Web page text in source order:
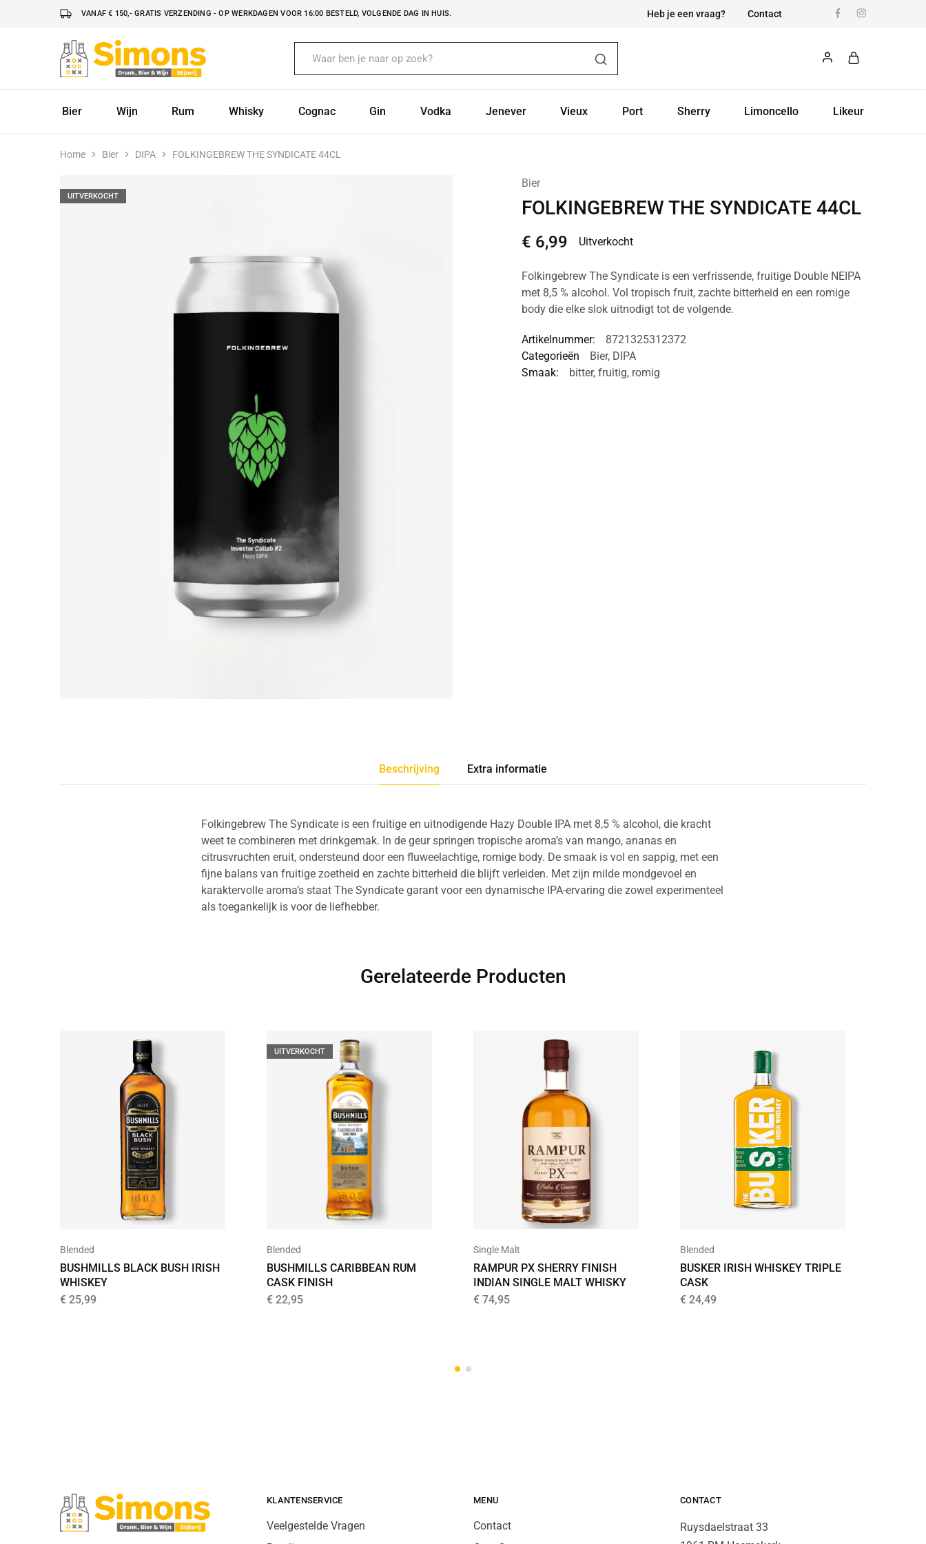
VANAF € 150,- GRATIS VERZENDING - OP WERKDAGEN VOOR 16:00 BESTELD, VOLGENDE DAG IN HUIS. Heb je een vraag? Contact
Simonsdrank.nl
Drank,
Bier
Bier
Wijn Rum Whisky Cognac Gin Vodka Jenever Vieux Port Sherry Limoncello Likeur
Home Bier DIPA FOLKINGEBREW THE SYNDICATE 44CL
UITVERKOCHT
Bier
FOLKINGEBREW THE SYNDICATE 44CL
€ 6,99 Uitverkocht
Folkingebrew The Syndicate is een verfrissende, fruitige Double NEIPA
met 8,5 % alcohol. Vol tropisch fruit, zachte bitterheid en een romige
body die elke slok uitnodigt tot de volgende.
Artikelnummer:
8721325312372
Categorieën
Bier, DIPA
Smaak:
bitter, fruitig, romig
Beschrijving Extra informatie
Folkingebrew The Syndicate is een fruitige en uitnodigende Hazy Double IPA met 8,5 % alcohol, die kracht
weet te combineren met drinkgemak. In de geur springen tropische aroma’s van mango, ananas en
citrusvruchten eruit, ondersteund door een fluweelachtige, romige body. De smaak is vol en sappig, met een
fijne balans van fruitige zoetheid en zachte bitterheid die blijft verleiden. Met zijn milde mondgevoel en
karaktervolle aroma’s staat The Syndicate garant voor een dynamische IPA-ervaring die zowel experimenteel
als toegankelijk is voor de liefhebber.
Gerelateerde Producten
Blended
BUSHMILLS BLACK BUSH IRISH
WHISKEY
€ 25,99
UITVERKOCHT
Blended
BUSHMILLS CARIBBEAN RUM
CASK FINISH
€ 22,95
Single Malt
RAMPUR PX SHERRY FINISH
INDIAN SINGLE MALT WHISKY
€ 74,95
Blended
BUSKER IRISH WHISKEY TRIPLE
CASK
€ 24,49
KLANTENSERVICE
Veelgestelde Vragen
MENU
Contact
CONTACT
Ruysdaelstraat 33